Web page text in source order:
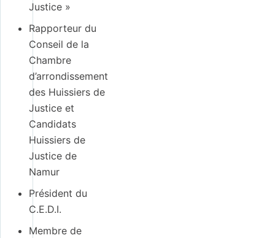
Justice »
Rapporteur du
Conseil de la
Chambre
d’arrondissement
des Huissiers de
Justice et
Candidats
Huissiers de
Justice de
Namur
Président du
C.E.D.I.
Membre de